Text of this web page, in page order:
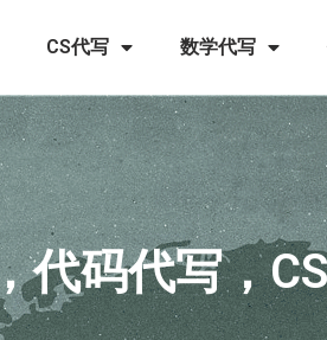
CS代写 数学代写
代码代写，